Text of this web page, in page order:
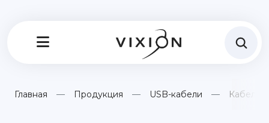
Главная Продукция USB-кабели Кабель